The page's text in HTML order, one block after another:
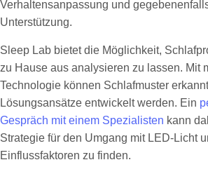
Verhaltensanpassung und
Unterstützung.
Sleep Lab bietet die Möglichkeit,
zu Hause aus analysieren zu lassen. Mit
Technologie können Schlafmuster
Lösungsansätze entwickelt werden. Ein
Gespräch mit einem Spezialisten kann
Strategie für den Umgang mit LED-Licht
Einflussfaktoren zu finden.